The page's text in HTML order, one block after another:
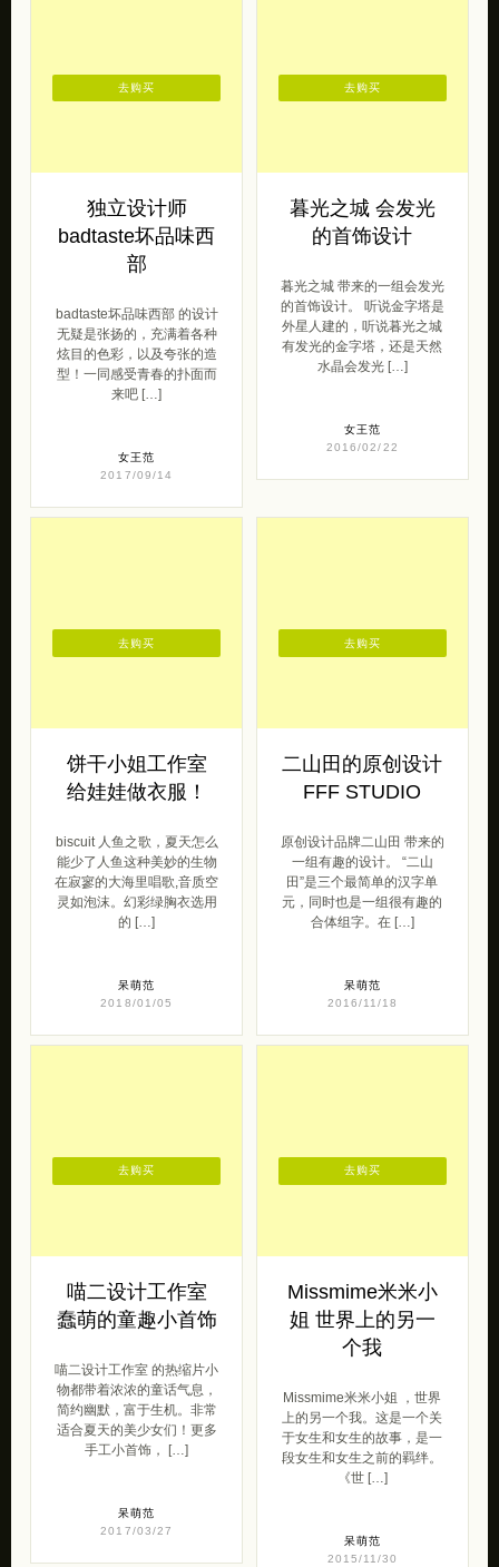
独立设计师
badtaste坏品味西
部
badtaste坏品味西部 的设计
无疑是张扬的，充满着各种
炫目的色彩，以及夸张的造
型！一同感受青春的扑面而
来吧 […]
女王范
2017/09/14
去购买
暮光之城 会发光
的首饰设计
暮光之城 带来的一组会发光
的首饰设计。 听说金字塔是
外星人建的，听说暮光之城
有发光的金字塔，还是天然
水晶会发光 […]
女王范
2016/02/22
去购买
饼干小姐工作室
给娃娃做衣服！
biscuit 人鱼之歌，夏天怎么
能少了人鱼这种美妙的生物
在寂寥的大海里唱歌,音质空
灵如泡沫。幻彩绿胸衣选用
的 […]
呆萌范
2018/01/05
去购买
二山田的原创设计
FFF STUDIO
原创设计品牌二山田 带来的
一组有趣的设计。 “二山
田”是三个最简单的汉字单
元，同时也是一组很有趣的
合体组字。在 […]
呆萌范
2016/11/18
去购买
喵二设计工作室
蠢萌的童趣小首饰
喵二设计工作室 的热缩片小
物都带着浓浓的童话气息，
简约幽默，富于生机。非常
适合夏天的美少女们！更多
手工小首饰， […]
呆萌范
2017/03/27
去购买
Missmime米米小
姐 世界上的另一
个我
Missmime米米小姐 ，世界
上的另一个我。这是一个关
于女生和女生的故事，是一
段女生和女生之前的羁绊。
《世 […]
呆萌范
2015/11/30
去购买